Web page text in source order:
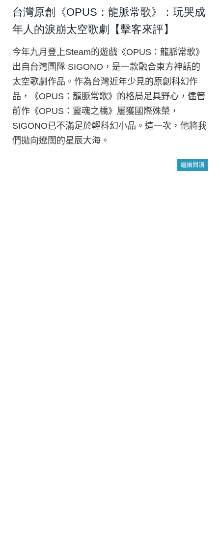
台灣原創《OPUS：龍脈常歌》：玩哭成
年人的淚崩太空歌劇【擊客來評】
今年九月登上Steam的遊戲《OPUS：龍脈常歌》
出自台灣團隊 SIGONO，是一款融合東方神話的
太空歌劇作品。作為台灣近年少見的原創科幻作
品，《OPUS：龍脈常歌》的格局足具野心，儘管
前作《OPUS：靈魂之橋》屢獲國際殊榮，
SIGONO已不滿足於輕科幻小品。這一次，他將我
們拋向遼闊的星辰大海。
繼續閱讀